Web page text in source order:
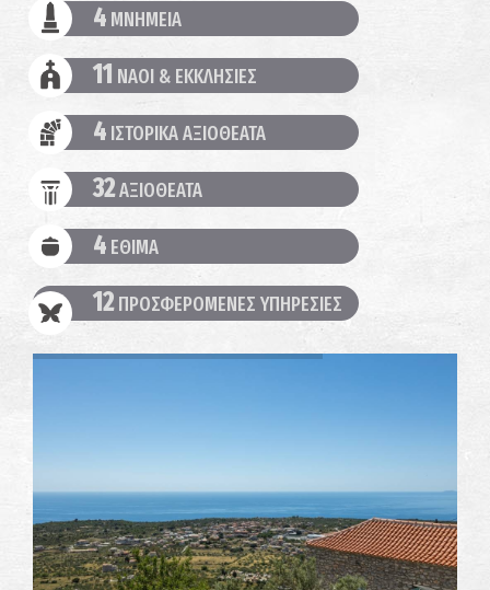
4 ΜΝΗΜΕΙΑ
11 ΝΑΟΙ & ΕΚΚΛΗΣΙΕΣ
4 ΙΣΤΟΡΙΚΑ ΑΞΙΟΘΕΑΤΑ
32ΑΞΙΟΘΕΑΤΑ
4 ΕΘΙΜΑ
12ΠΡΟΣΦΕΡΟΜΕΝΕΣ ΥΠΗΡΕΣΙΕΣ